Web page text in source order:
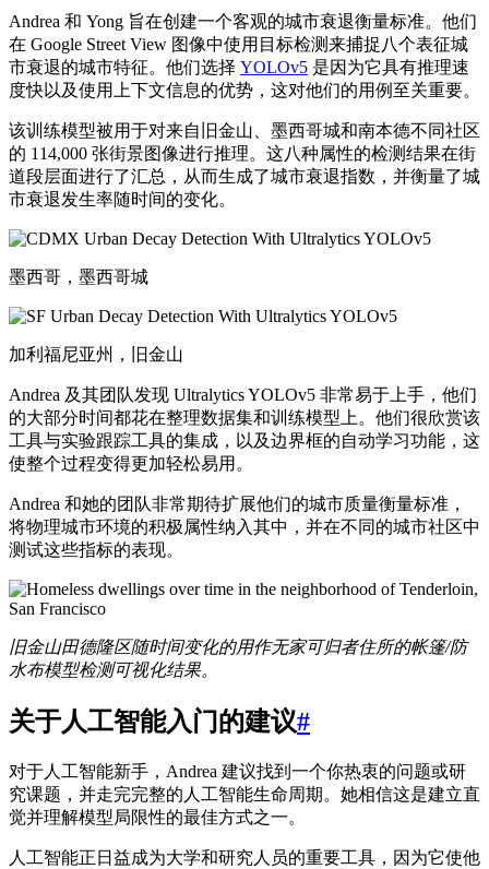
Andrea 和 Yong 旨在创建一个客观的城市衰退衡量标准。他们
在 Google Street View 图像中使用目标检测来捕捉八个表征城
市衰退的城市特征。他们选择 YOLOv5 是因为它具有推理速
度快以及使用上下文信息的优势，这对他们的用例至关重要。
该训练模型被用于对来自旧金山、墨西哥城和南本德不同社区
的 114,000 张街景图像进行推理。这八种属性的检测结果在街
道段层面进行了汇总，从而生成了城市衰退指数，并衡量了城
市衰退发生率随时间的变化。
墨西哥，墨西哥城
加利福尼亚州，旧金山
Andrea 及其团队发现 Ultralytics YOLOv5 非常易于上手，他们
的大部分时间都花在整理数据集和训练模型上。他们很欣赏该
工具与实验跟踪工具的集成，以及边界框的自动学习功能，这
使整个过程变得更加轻松易用。
Andrea 和她的团队非常期待扩展他们的城市质量衡量标准，
将物理城市环境的积极属性纳入其中，并在不同的城市社区中
测试这些指标的表现。
旧金山田德隆区随时间变化的用作无家可归者住所的帐篷/防
水布模型检测可视化结果。
关于人工智能入门的建议#
对于人工智能新手，Andrea 建议找到一个你热衷的问题或研
究课题，并走完完整的人工智能生命周期。她相信这是建立直
觉并理解模型局限性的最佳方式之一。
人工智能正日益成为大学和研究人员的重要工具，因为它使他